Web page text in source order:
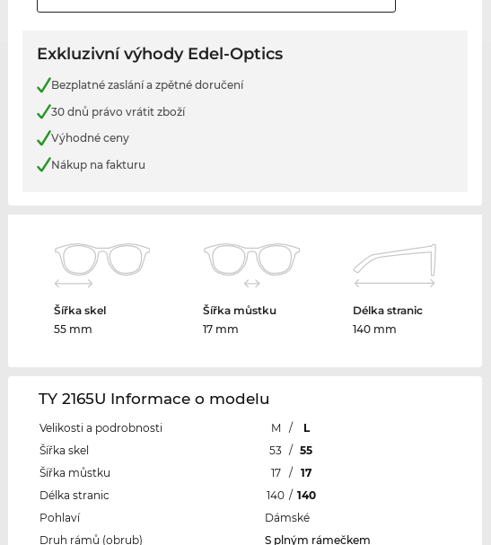
Exkluzivní výhody Edel-Optics
Bezplatné zaslání a zpětné doručení
30 dnů právo vrátit zboží
Výhodné ceny
Nákup na fakturu
Šířka skel
55 mm
Šířka můstku
17 mm
Délka stranic
140 mm
TY 2165U Informace o modelu
Velikosti a podrobnosti M /
L
Šířka skel
53 / 55
Šířka můstku
17 /
17
Délka stranic
140 / 140
Pohlaví
Dámské
Druh rámů (obrub)
S plným rámečkem